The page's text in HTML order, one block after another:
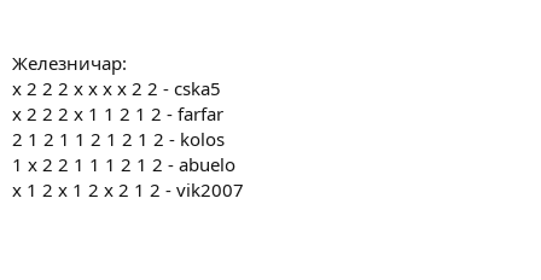
Железничар:
x 2 2 2 x x x x 2 2 - cska5
x 2 2 2 x 1 1 2 1 2 - farfar
2 1 2 1 1 2 1 2 1 2 - kolos
1 x 2 2 1 1 1 2 1 2 - abuelo
х 1 2 х 1 2 х 2 1 2 - vik2007